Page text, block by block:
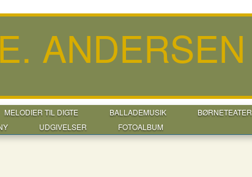
ANDERSEN
MELODIER TIL DIGTE BALLADEMUSIK BØRNETEATER
UDGIVELSER FOTOALBUM